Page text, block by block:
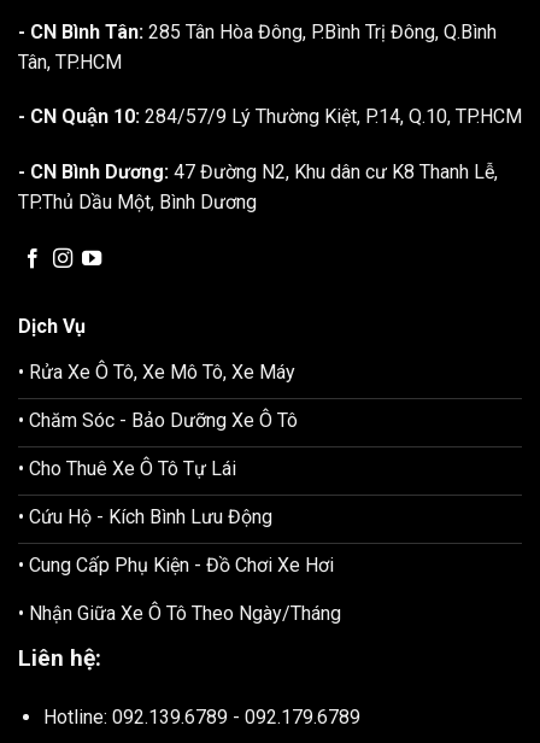
- CN Bình Tân: 285 Tân Hòa Đông, P.Bình Trị Đông, Q.Bình
Tân, TP.HCM
- CN Quận 10: 284/57/9 Lý Thường Kiệt, P.14, Q.10, TP.HCM
- CN Bình Dương: 47 Đường N2, Khu dân cư K8 Thanh Lễ,
TP.Thủ Dầu Một, Bình Dương
Dịch Vụ
• Rửa Xe Ô Tô, Xe Mô Tô, Xe Máy
• Chăm Sóc - Bảo Dưỡng Xe Ô Tô
• Cho Thuê Xe Ô Tô Tự Lái
• Cứu Hộ - Kích Bình Lưu Động
• Cung Cấp Phụ Kiện - Đồ Chơi Xe Hơi
• Nhận Giữa Xe Ô Tô Theo Ngày/Tháng
Liên hệ:
Hotline: 092.139.6789 - 092.179.6789